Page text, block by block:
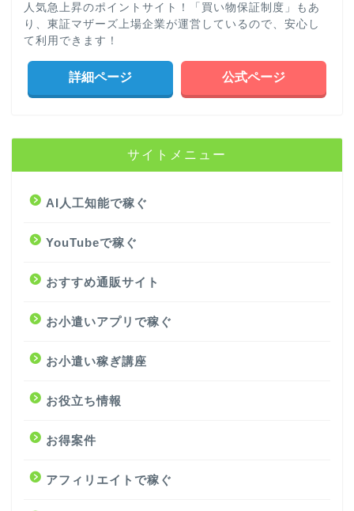
人気急上昇のポイントサイト！「買い物保証制度」もあ
り、東証マザーズ上場企業が運営しているので、安心し
て利用できます！
詳細ページ 公式ページ
サイトメニュー
AI人工知能で稼ぐ
YouTubeで稼ぐ
おすすめ通販サイト
お小遣いアプリで稼ぐ
お小遣い稼ぎ講座
お役立ち情報
お得案件
アフィリエイトで稼ぐ